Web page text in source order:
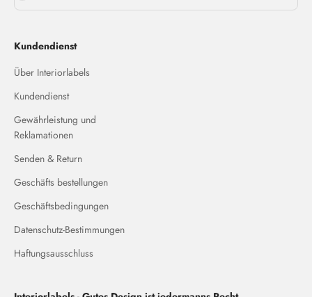
Kundendienst
Über Interiorlabels
Kundendienst
Gewährleistung und
Reklamationen
Senden & Return
Geschäfts bestellungen
Geschäftsbedingungen
Datenschutz-Bestimmungen
Haftungsausschluss